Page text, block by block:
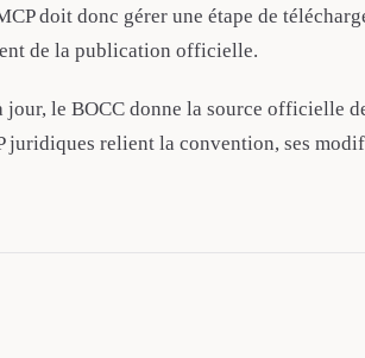
doit donc gérer une étape de
de la publication officielle.
le BOCC donne la source officielle
juridiques relient la convention, ses